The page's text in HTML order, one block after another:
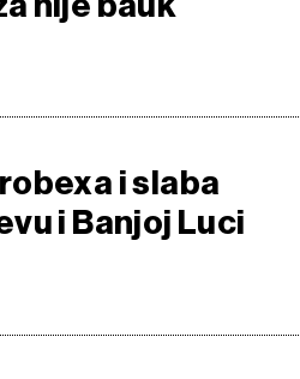
i slaba
i Banjoj Luci